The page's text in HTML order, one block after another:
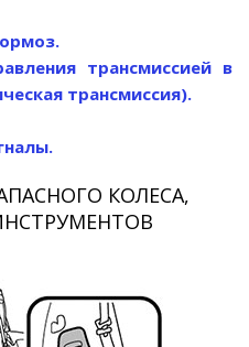
трансмиссией в
трансмиссия).
КОЛЕСА,